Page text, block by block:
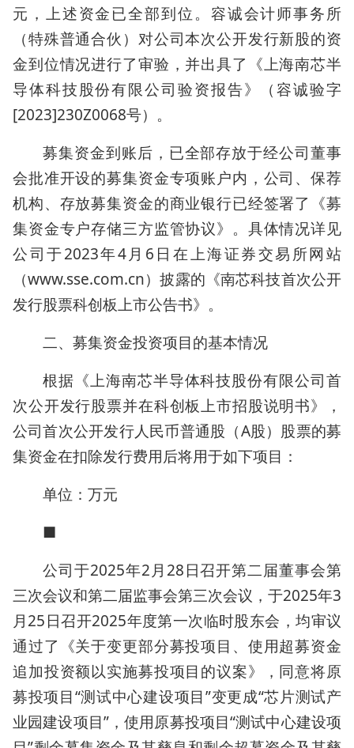
元，上述资金已全部到位。容诚会计师事务所
（特殊普通合伙）对公司本次公开发行新股的资
金到位情况进行了审验，并出具了《上海南芯半
导体科技股份有限公司验资报告》（容诚验字
[2023]230Z0068号）。
募集资金到账后，已全部存放于经公司董事
会批准开设的募集资金专项账户内，公司、保荐
机构、存放募集资金的商业银行已经签署了《募
集资金专户存储三方监管协议》。具体情况详见
公司于2023年4月6日在上海证券交易所网站
（www.sse.com.cn）披露的《南芯科技首次公开
发行股票科创板上市公告书》。
二、募集资金投资项目的基本情况
根据《上海南芯半导体科技股份有限公司首
次公开发行股票并在科创板上市招股说明书》，
公司首次公开发行人民币普通股（A股）股票的募
集资金在扣除发行费用后将用于如下项目：
单位：万元
■
公司于2025年2月28日召开第二届董事会第
三次会议和第二届监事会第三次会议，于2025年3
月25日召开2025年度第一次临时股东会，均审议
通过了《关于变更部分募投项目、使用超募资金
追加投资额以实施募投项目的议案》，同意将原
募投项目“测试中心建设项目”变更成“芯片测试产
业园建设项目”，使用原募投项目“测试中心建设项